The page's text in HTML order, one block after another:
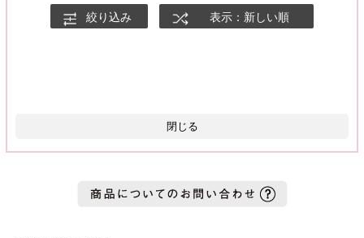
絞り込み 表示：新しい順
閉じる